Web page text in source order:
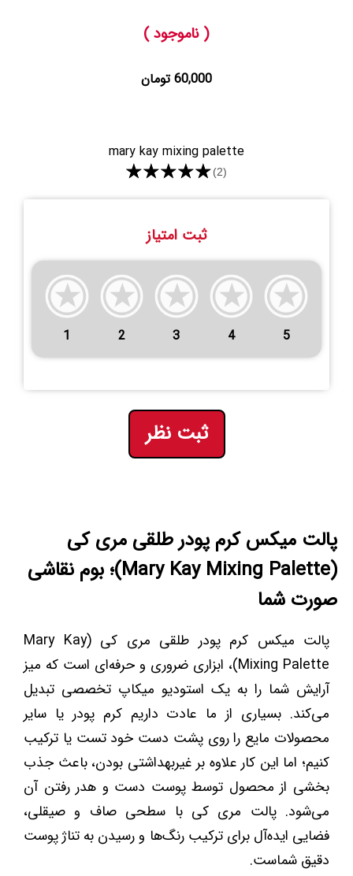
( ناموجود )
60,000 تومان
mary kay mixing palette
★★★★★(2)
ثبت امتیاز
1 2 3 4 5
ثبت نظر
پالت میکس کرم پودر طلقی مری کی
(Mary Kay Mixing Palette)؛ بوم نقاشی
صورت شما
پالت میکس کرم پودر طلقی مری کی (Mary Kay
Mixing Palette)، ابزاری ضروری و حرفه‌ای است که میز
آرایش شما را به یک استودیو میکاپ تخصصی تبدیل
می‌کند. بسیاری از ما عادت داریم کرم پودر یا سایر
محصولات مایع را روی پشت دست خود تست یا ترکیب
کنیم؛ اما این کار علاوه بر غیربهداشتی بودن، باعث جذب
بخشی از محصول توسط پوست دست و هدر رفتن آن
می‌شود. پالت مری کی با سطحی صاف و صیقلی،
فضایی ایده‌آل برای ترکیب رنگ‌ها و رسیدن به تناژ پوست
دقیق شماست.